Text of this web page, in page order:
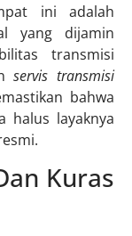
ini adalah
yang dijamin
transmisi
servis transmisi
bahwa
halus layaknya
Kuras